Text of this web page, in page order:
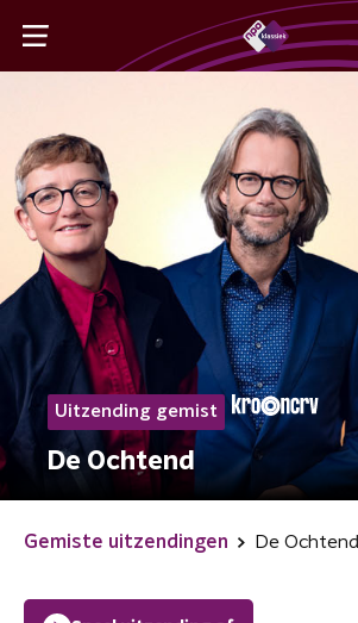
Uitzending gemist
De Ochtend
Gemiste uitzendingen De Ochtend